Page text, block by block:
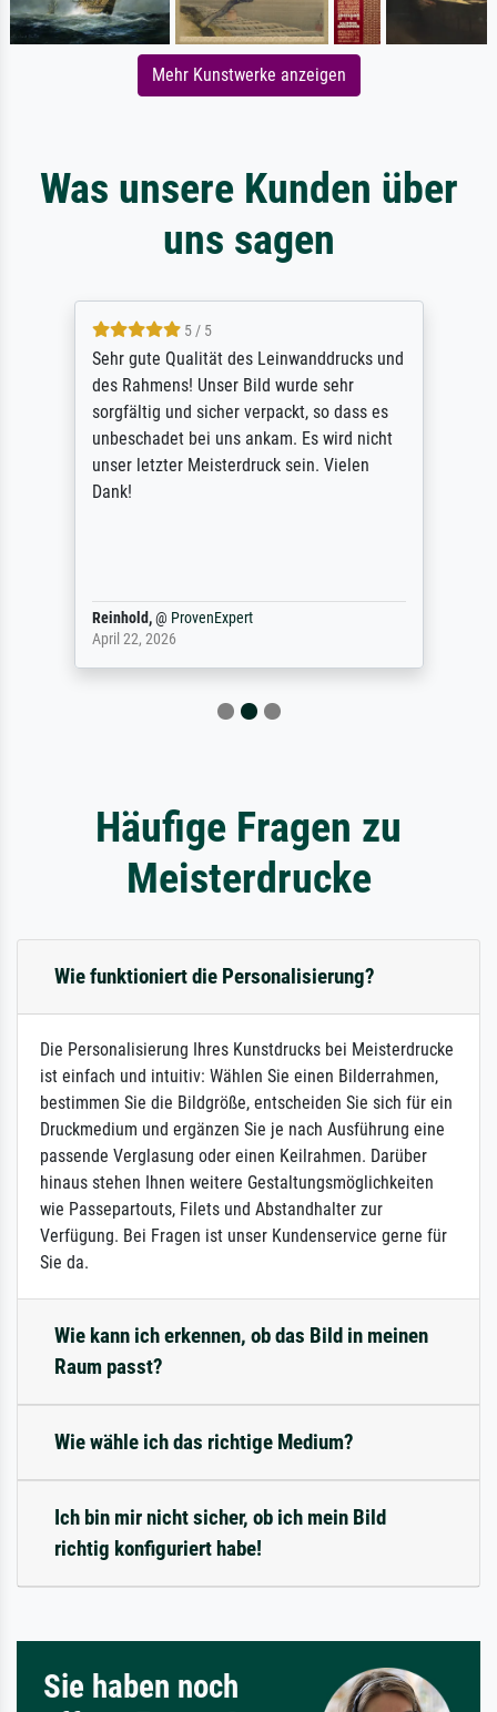
Mehr Kunstwerke anzeigen
Was unsere Kunden über
uns sagen
5 / 5
Sehr gute Qualität des Leinwanddrucks und
des Rahmens! Unser Bild wurde sehr
sorgfältig und sicher verpackt, so dass es
unbeschadet bei uns ankam. Es wird nicht
unser letzter Meisterdruck sein. Vielen
Dank!
Reinhold,@ ProvenExpert
April 22, 2026
Häufige Fragen zu
Meisterdrucke
Wie funktioniert die Personalisierung?
Die Personalisierung Ihres Kunstdrucks bei Meisterdrucke
ist einfach und intuitiv: Wählen Sie einen Bilderrahmen,
bestimmen Sie die Bildgröße, entscheiden Sie sich für ein
Druckmedium und ergänzen Sie je nach Ausführung eine
passende Verglasung oder einen Keilrahmen. Darüber
hinaus stehen Ihnen weitere Gestaltungsmöglichkeiten
wie Passepartouts, Filets und Abstandhalter zur
Verfügung. Bei Fragen ist unser Kundenservice gerne für
Sie da.
Wie kann ich erkennen, ob das Bild in meinen
Raum passt?
Wie wähle ich das richtige Medium?
Ich bin mir nicht sicher, ob ich mein Bild
richtig konfiguriert habe!
Sie haben noch